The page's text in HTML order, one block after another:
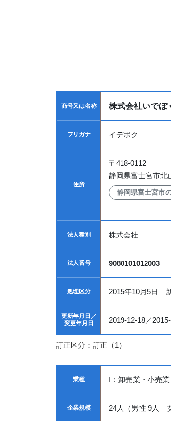
商号又は名称 株式会社いでぼ
フリガナ イデボク
住所
〒 418-0112
静岡県富士宮市北
静岡県富士宮市
法人種別 株式会社
法人番号 9080101012003
処理区分 2015年10月5日
更新年月日／
変更年月日
2019-12-18／
訂正区分：訂正（1）
業種 I：卸売業・小売業
企業規模 24人（男性:9人